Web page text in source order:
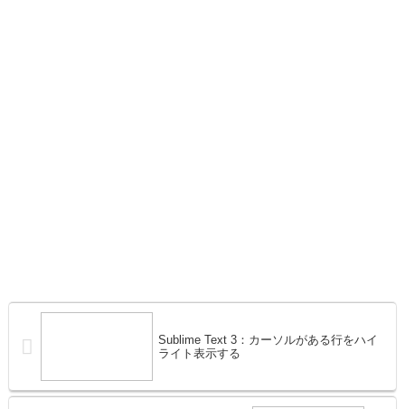
Sublime Text 3：カーソルがある行をハイ
ライト表示する